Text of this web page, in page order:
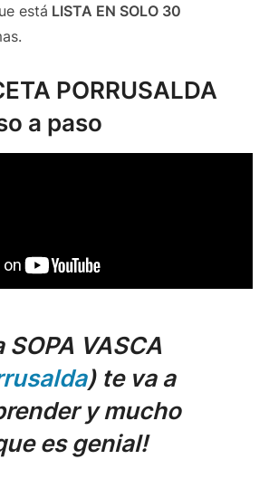
está LISTA EN SOLO 30
PORRUSALDA
a paso
SOPA VASCA
) te va a
y mucho
es genial!